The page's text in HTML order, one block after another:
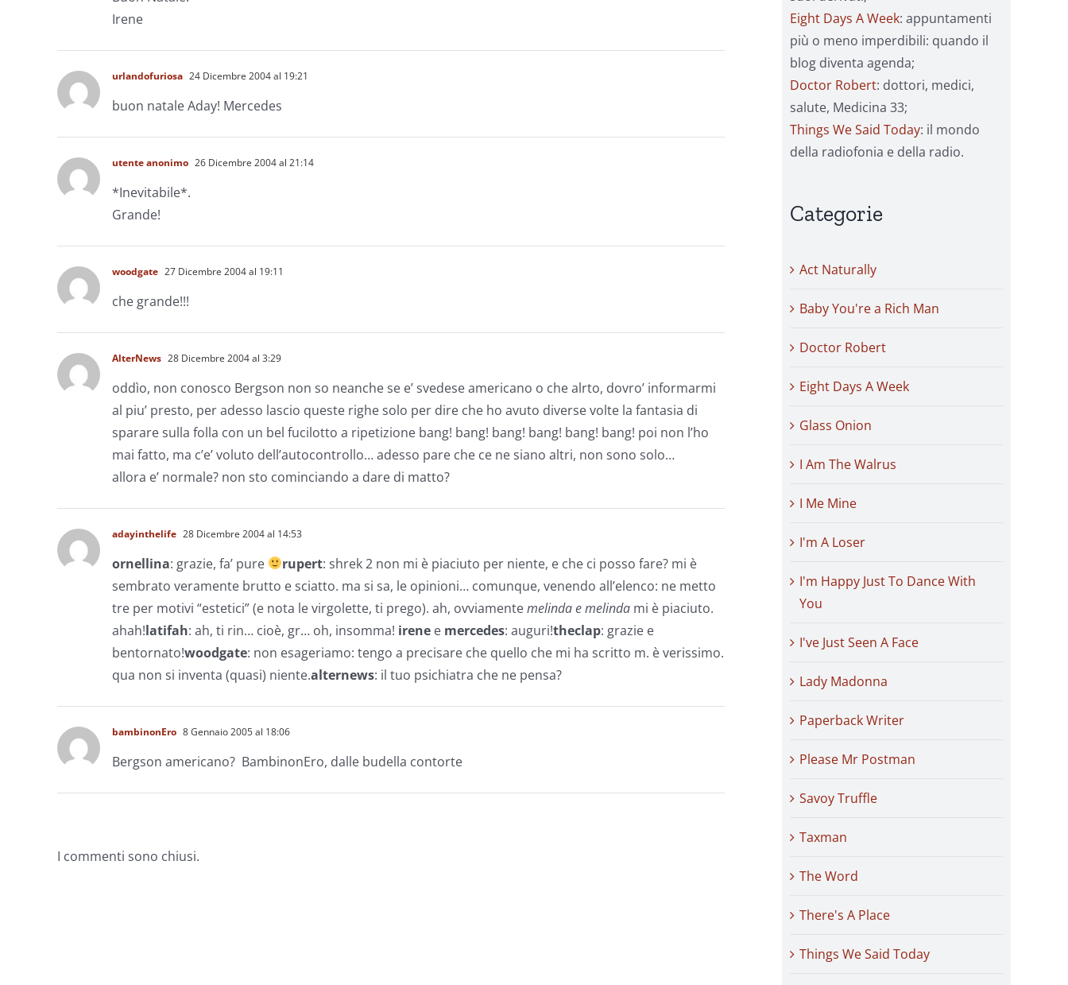
Irene
urlandofuriosa 24 Dicembre 2004 al 19:21
buon natale Aday! Mercedes
utente anonimo 26 Dicembre 2004 al 21:14
*Inevitabile*.
Grande!
woodgate 27 Dicembre 2004 al 19:11
che grande!!!
AlterNews 28 Dicembre 2004 al 3:29
oddìo, non conosco Bergson non so neanche se e’ svedese americano o che alrto, dovro’ informarmi
al piu’ presto, per adesso lascio queste righe solo per dire che ho avuto diverse volte la fantasia di
sparare sulla folla con un bel fucilotto a ripetizione bang! bang! bang! bang! bang! bang! poi non l’ho
mai fatto, ma c’e’ voluto dell’autocontrollo… adesso pare che ce ne siano altri, non sono solo…
allora e’ normale? non sto cominciando a dare di matto?
adayinthelife 28 Dicembre 2004 al 14:53
ornellina: grazie, fa’ pure rupert: shrek 2 non mi è piaciuto per niente, e che ci posso fare? mi è
sembrato veramente brutto e sciatto. ma si sa, le opinioni… comunque, venendo all’elenco: ne metto
tre per motivi “estetici” (e nota le virgolette, ti prego). ah, ovviamentemelinda e melinda mi è piaciuto.
ahah!latifah: ah, ti rin… cioè, gr… oh, insomma! irene e mercedes: auguri!theclap: grazie e
bentornato!woodgate: non esageriamo: tengo a precisare che quello che mi ha scritto m. è verissimo.
qua non si inventa (quasi) niente.alternews: il tuo psichiatra che ne pensa?
bambinonEro 8 Gennaio 2005 al 18:06
Bergson americano? BambinonEro, dalle budella contorte
I commenti sono chiusi.
Eight Days A Week: appuntamenti
più o meno imperdibili: quando il
blog diventa agenda;
Doctor Robert: dottori, medici,
salute, Medicina 33;
Things We Said Today: il mondo
della radiofonia e della radio.
Categorie
Act Naturally
Baby You're a Rich Man
Doctor Robert
Eight Days A Week
Glass Onion
I Am The Walrus
I Me Mine
I'm A Loser
I'm Happy Just To Dance With
You
I've Just Seen A Face
Lady Madonna
Paperback Writer
Please Mr Postman
Savoy Truffle
Taxman
The Word
There's A Place
Things We Said Today